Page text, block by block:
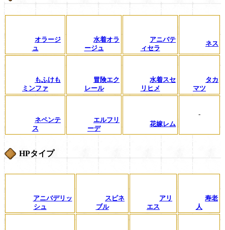
オラージ
ュ
水着オラ
ージュ
アニバテ
ィセラ
ネス
もふけも
ミンファ
冒険エク
レール
水着スセ
リヒメ
タカ
マツ
ネペンテ
ス
エルフリ
ーデ
花嫁レム
-
HPタイプ
アニバデリッ
シュ
スピネ
ブル
アリ
エス
寿老
人